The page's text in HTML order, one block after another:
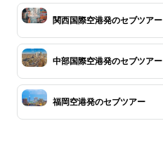
関西国際空港発のセブツアー
中部国際空港発のセブツアー
福岡空港発のセブツアー